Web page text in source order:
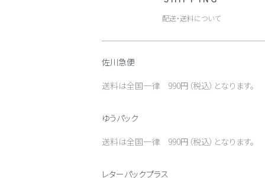
配送・送料について
佐川急便
送料は全国一律 990円（税込）となります。
ゆうパック
送料は全国一律 990円（税込）となります。
レターパックプラス